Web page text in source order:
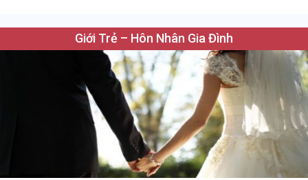
Giới Trẻ – Hôn Nhân Gia Đình